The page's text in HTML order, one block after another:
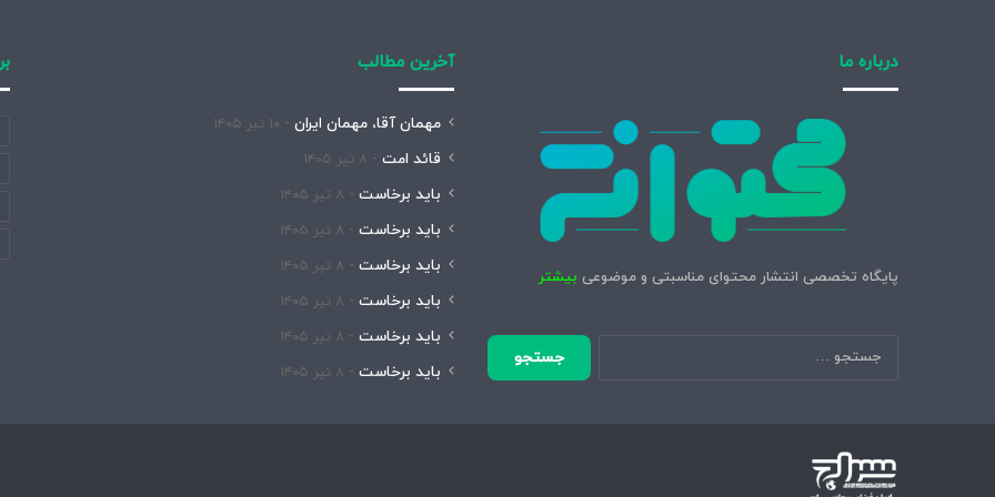
درباره ما
پایگاه تخصصی انتشار محتوای مناسبتی و موضوعی بیشتر
جستجو
برای:
آخرین مطالب
مهمان آقا، مهمان ایران ۱۰ تیر ۱۴۰۵
قائد امت ۸ تیر ۱۴۰۵
باید برخاست ۸ تیر ۱۴۰۵
باید برخاست ۸ تیر ۱۴۰۵
باید برخاست ۸ تیر ۱۴۰۵
باید برخاست ۸ تیر ۱۴۰۵
باید برخاست ۸ تیر ۱۴۰۵
باید برخاست ۸ تیر ۱۴۰۵